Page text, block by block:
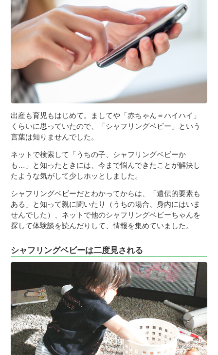
出産も育児もはじめて。ましてや「赤ちゃん＝ハイハイ」
くらいに思っていたので、「シャフリングベビー」という
言葉は知りませんでした。
ネットで検索して「うちの子、シャフリングベビーか
も…」と知ったときには、今まで悩んできたことが解決し
たような気がして少しホッとしました。
シャフリングベビーだとわかってからは、「遺伝的要素も
ある」と知って親に聞いたり（うちの場合、身内にはいま
せんでした）、ネットで他のシャフリングベビーちゃんを
探して体験談を読んだりして、情報を集めていました。
シャフリングベビーは二度見される